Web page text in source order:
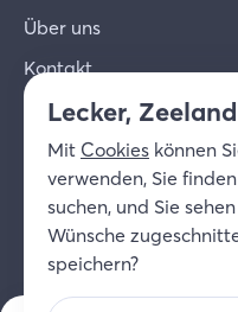
Über uns
Kontakt
© 2026 allyourz b.v.
Datenschutzrichtlinie
Haftungsausschluss
Lecker,
Mit Cookies können
verwenden, Sie
suchen, und Sie
Wünsche
speichern?